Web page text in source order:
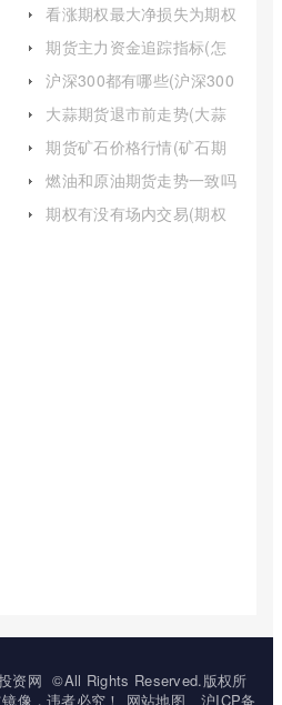
240508)
看涨期权最大净损失为期权
行价格的关系)
期货主力资金追踪指标(怎
金)
沪深300都有哪些(沪深300
大蒜期货退市前走势(大蒜
期货矿石价格行情(矿石期
燃油和原油期货走势一致吗
期权有没有场内交易(期权
资网 ©All Rights Reserved.版权所
像，违者必究！
网站地图 沪ICP备